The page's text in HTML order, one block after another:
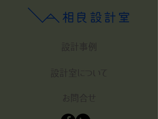
設計事例
設計室について
お問合せ